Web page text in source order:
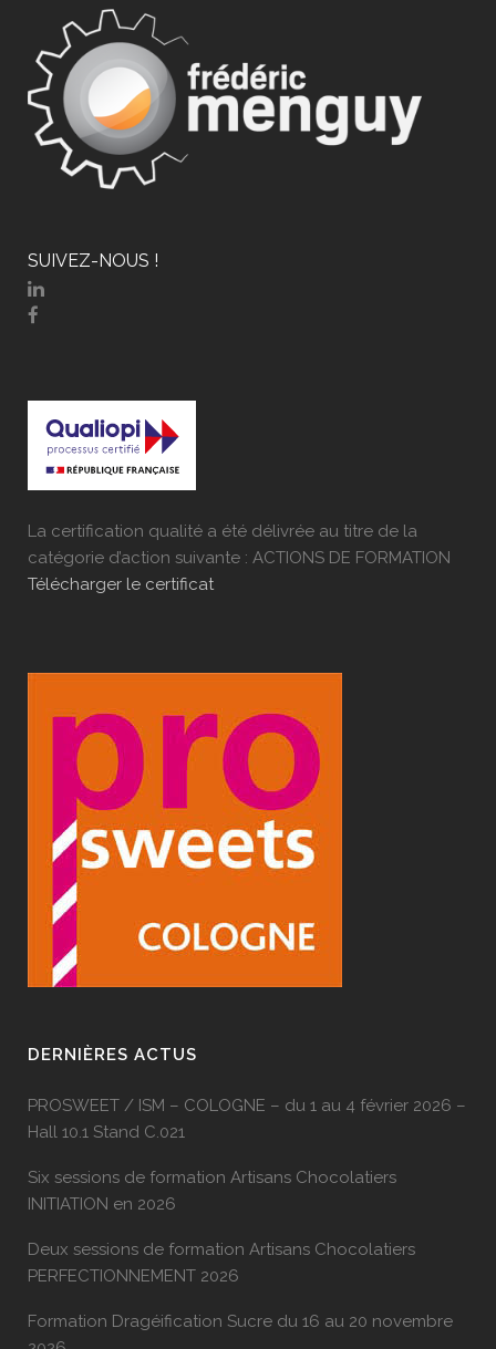
SUIVEZ-NOUS !
La certification qualité a été délivrée au titre de la
catégorie d’action suivante : ACTIONS DE FORMATION
Télécharger le certificat
DERNIÈRES ACTUS
PROSWEET / ISM – COLOGNE – du 1 au 4 février 2026 –
Hall 10.1 Stand C.021
Six sessions de formation Artisans Chocolatiers
INITIATION en 2026
Deux sessions de formation Artisans Chocolatiers
PERFECTIONNEMENT 2026
Formation Dragéification Sucre du 16 au 20 novembre